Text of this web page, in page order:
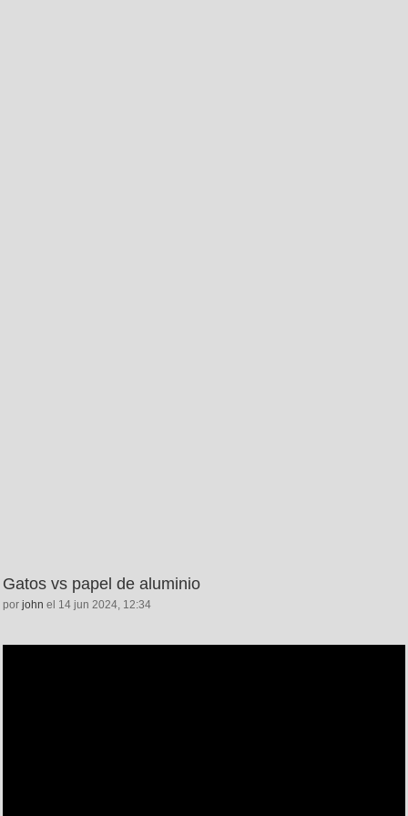
Gatos vs papel de aluminio
por john el 14 jun 2024, 12:34